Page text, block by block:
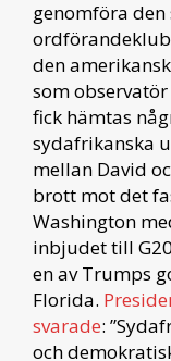
genomföra
den
som
fick hämtas
sydafrikanska
mellan David
brott mot det
Washington
inbjudet till
en av Trumps
Florida.
svarade:
och